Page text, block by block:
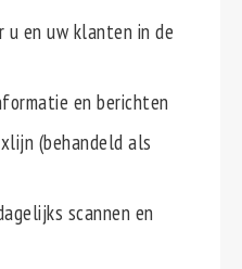
en uw klanten in de
en berichten
(behandeld als
scannen en